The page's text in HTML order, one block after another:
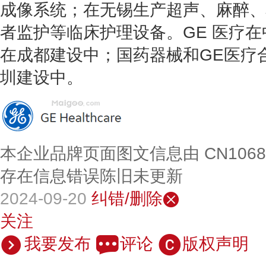
成像系统；在无锡生产超声、麻醉
者监护等临床护理设备。GE 医疗
在成都建设中；国药器械和GE医疗
圳建设中。
本企业品牌页面图文信息由
存在信息错误陈旧未更新
2024-09-20 纠错/删除
关注
我要发布
评论 版权声明